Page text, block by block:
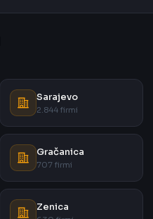
Sarajevo
2.844 firmi
Gračanica
707 firmi
Zenica